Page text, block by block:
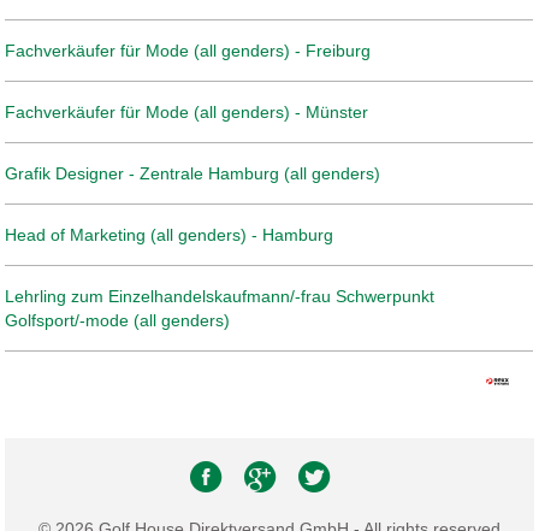
Fachverkäufer für Mode (all genders) - Freiburg
Fachverkäufer für Mode (all genders) - Münster
Grafik Designer - Zentrale Hamburg (all genders)
Head of Marketing (all genders) - Hamburg
Lehrling zum Einzelhandelskaufmann/-frau Schwerpunkt
Golfsport/-mode (all genders)